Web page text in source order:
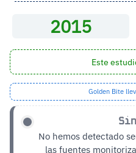
2015
Este
Golden Bite
No hemos detectado
las fuentes